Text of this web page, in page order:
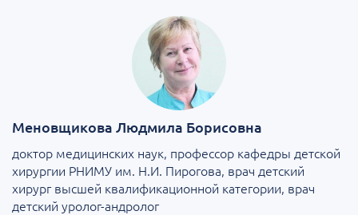
Меновщикова Людмила Борисовна
доктор медицинских наук, профессор кафедры детской
хирургии РНИМУ им. Н.И. Пирогова, врач детский
хирург высшей квалификационной категории, врач
детский уролог-андролог